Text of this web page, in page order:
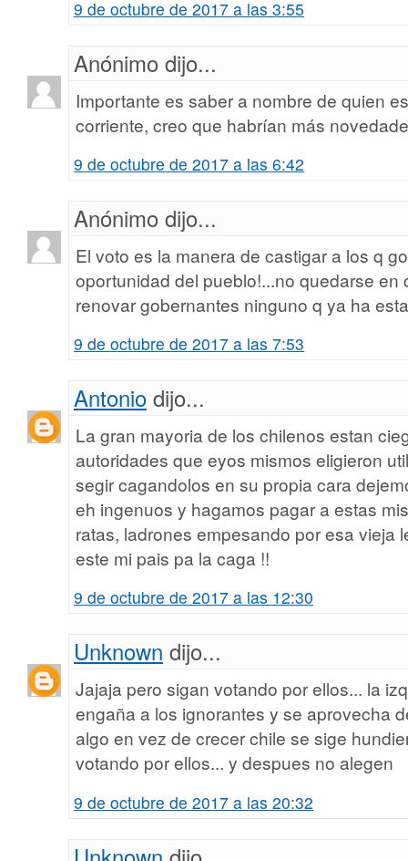
9 de octubre de 2017 a las 3:55
Anónimo dijo...
Importante es saber a nombre de quien
corriente, creo que habrían más
9 de octubre de 2017 a las 6:42
Anónimo dijo...
El voto es la manera de castigar a los q
oportunidad del pueblo!...no quedarse en
renovar gobernantes ninguno q ya ha
9 de octubre de 2017 a las 7:53
Antonio dijo...
La gran mayoria de los chilenos estan
autoridades que eyos mismos eligieron
segir cagandolos en su propia cara
eh ingenuos y hagamos pagar a estas
ratas, ladrones empesando por esa vieja
este mi pais pa la caga !!
9 de octubre de 2017 a las 12:30
Unknown dijo...
Jajaja pero sigan votando por ellos... la
engaña a los ignorantes y se aprovecha
algo en vez de crecer chile se sige
votando por ellos... y despues no alegen
9 de octubre de 2017 a las 20:32